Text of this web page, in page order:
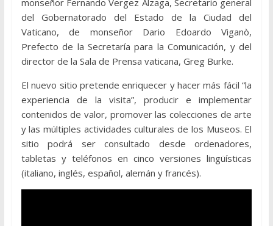
del Gobernatorado del Estado de la Ciudad del
Vaticano, de monseñor Dario Edoardo Viganò,
Prefecto de la Secretaría para la Comunicación, y del
director de la Sala de Prensa vaticana, Greg Burke.
El nuevo sitio pretende enriquecer y hacer más fácil “la
experiencia de la visita”, producir e implementar
contenidos de valor, promover las colecciones de arte
y las múltiples actividades culturales de los Museos. El
sitio podrá ser consultado desde ordenadores,
tabletas y teléfonos en cinco versiones lingüísticas
(italiano, inglés, español, alemán y francés).